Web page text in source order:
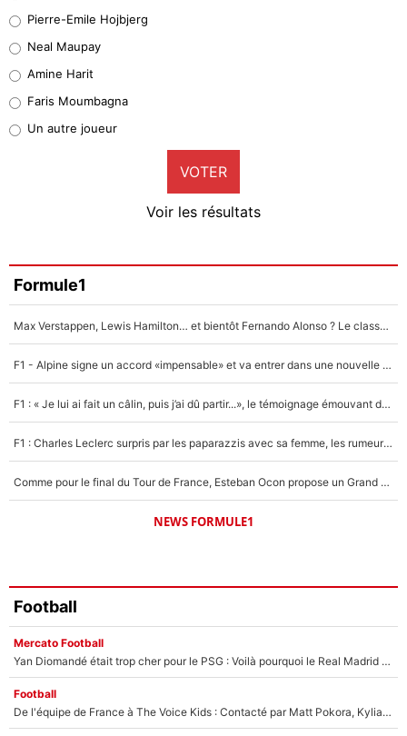
5%
1%
9%
Faris Moumbagna
4%
Un autre joueur
5%
Pierre-Emile Hojbjerg
Neal Maupay
Amine Harit
Faris Moumbagna
Un autre joueur
VOTER
Voir les résultats
Formule1
Max Verstappen, Lewis Hamilton… et bientôt Fernando Alonso ? Le classement des pilotes les mieux payés en Formule 1 risque de changer !
F1 - Alpine signe un accord «impensable» et va entrer dans une nouvelle dimension : Grande nouvelle pour Pierre Gasly !
F1 : « Je lui ai fait un câlin, puis j’ai dû partir...», le témoignage émouvant de Max Verstappen sur sa fille
F1 : Charles Leclerc surpris par les paparazzis avec sa femme, les rumeurs étaient vraies !
Comme pour le final du Tour de France, Esteban Ocon propose un Grand Prix de Formule 1 à Paris : «Autour de l’Arc de Triomphe, ce serait génial» !
NEWS FORMULE1
Football
Mercato Football
Yan Diomandé était trop cher pour le PSG : Voilà pourquoi le Real Madrid a accepté de payer la somme record de 140M€ pour boucler son transfert !
Football
De l'équipe de France à The Voice Kids : Contacté par Matt Pokora, Kylian Mbappé a accepté de jouer un rôle inédit sur TF1 !